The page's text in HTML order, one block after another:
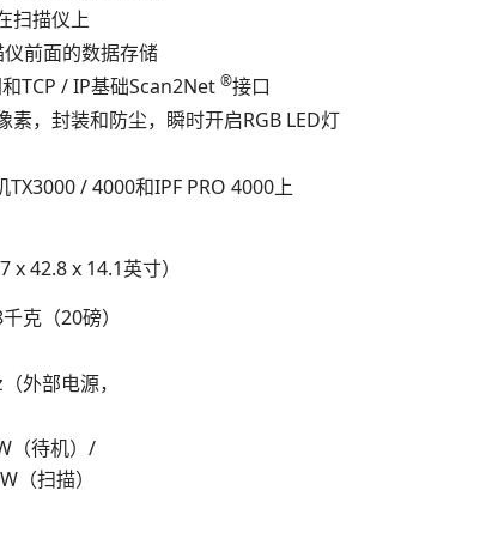
扫描仪上
前面的数据存储
TCP / IP基础Scan2Net ®接口
素，封装和防尘，瞬时开启RGB LED灯
/ 4000和IPF PRO 4000上
42.8 x 14.1英寸）
克（20磅）
外部电源，
（待机）/
（扫描）